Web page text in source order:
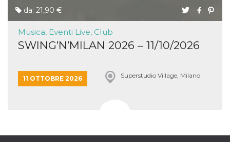
da: 21,90 €
Musica, Eventi Live, Club
SWING’N’MILAN 2026 – 11/10/2026
11 OTTOBRE 2026 Superstudio Village, Milano